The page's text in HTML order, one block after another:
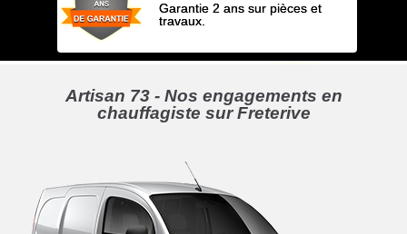
Garantie 2 ans sur pièces et
travaux.
Artisan 73 - Nos engagements en
chauffagiste sur Freterive